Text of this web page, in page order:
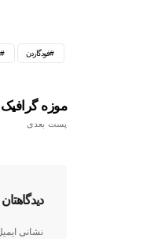
فودگاردن
موزه
پست بعدی
نشانی